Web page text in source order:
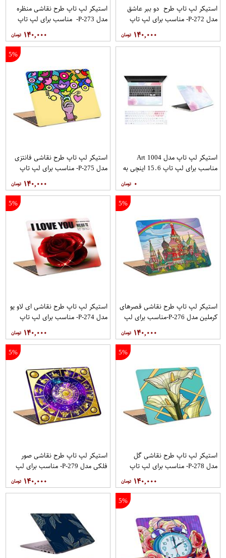
استیکر لپ تاپ طرح دو ببر عاشق
مدل P-272- مناسب برای لپ تاپ
۱۴۰,۰۰۰
استیکر لپ تاپ طرح نقاشی منظره
مدل P-273- مناسب برای لپ تاپ
۱۴۰,۰۰۰
استیکر لپ تاپ مدل Art 1004
مناسب برای لپ تاپ 15.6 اینچی به
۰
5%
استیکر لپ تاپ طرح نقاشی فانتزی
مدل P-275- مناسب برای لپ تاپ
۱۴۰,۰۰۰
5%
استیکر لپ تاپ طرح نقاشی قصرهای
کرملین مدل P-276-مناسب برای لپ
۱۴۰,۰۰۰
5%
استیکر لپ تاپ طرح نقاشی ای لاو یو
مدل P-274- مناسب برای لپ تاپ
۱۴۰,۰۰۰
5%
استیکر لپ تاپ طرح نقاشی گل
مدل P-278- مناسب برای لپ تاپ
۱۴۰,۰۰۰
5%
استیکر لپ تاپ طرح نقاشی صور
فلکی مدل P-279- مناسب برای لپ
۱۴۰,۰۰۰
5%